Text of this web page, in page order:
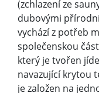
(zchlazení ze
dubovými
vychází z potřeb
společenskou
který je tvořen
navazující krytou
je založen na